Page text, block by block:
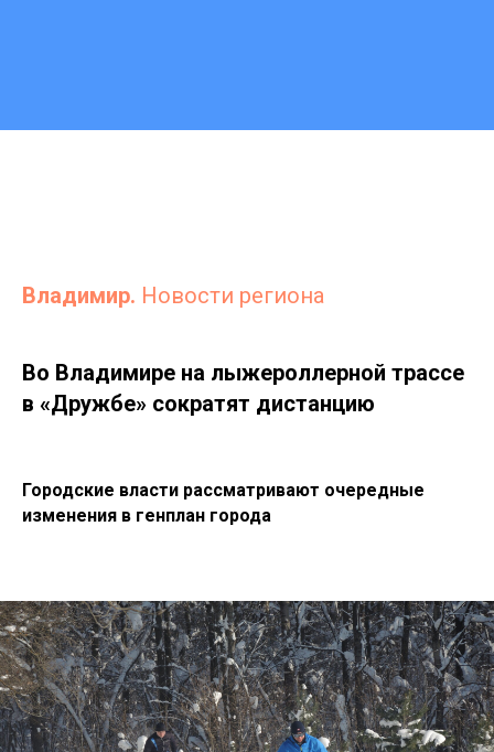
Владимир. Новости региона
Во Владимире на лыжероллерной трассе
в «Дружбе» сократят дистанцию
Городские власти рассматривают очередные
изменения в генплан города